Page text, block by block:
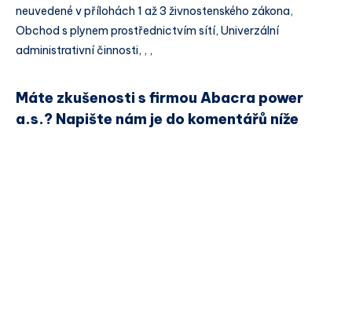
neuvedené v přílohách 1 až 3 živnostenského zákona,
Obchod s plynem prostřednictvím sítí, Univerzální
administrativní činnosti, , ,
Máte zkušenosti s firmou Abacra power
a.s.? Napište nám je do komentářů níže